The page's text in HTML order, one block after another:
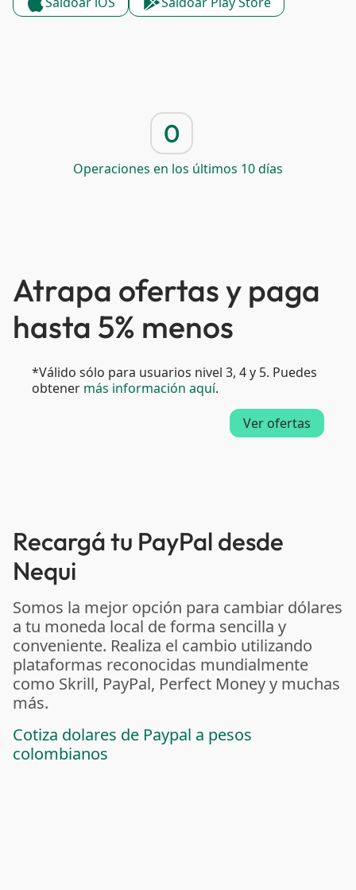
0
Operaciones en los últimos 10 días
Atrapa ofertas y paga
hasta 5% menos
*Válido sólo para usuarios nivel 3, 4 y 5. Puedes
obtener más información aquí.
Ver ofertas
Recargá tu PayPal desde
Nequi
Somos la mejor opción para cambiar dólares
a tu moneda local de forma sencilla y
conveniente. Realiza el cambio utilizando
plataformas reconocidas mundialmente
como Skrill, PayPal, Perfect Money y muchas
más.
Cotiza dolares de Paypal a pesos
colombianos